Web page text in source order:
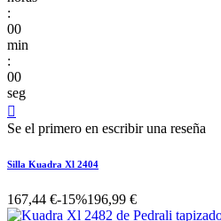
:
00
min
:
00
seg

Se el primero en escribir una reseña
Silla Kuadra Xl 2404
167,44 €-15%196,99 €